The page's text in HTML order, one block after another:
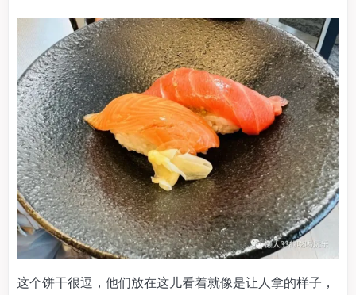
这个饼干很逗，他们放在这儿看着就像是让人拿的样子，